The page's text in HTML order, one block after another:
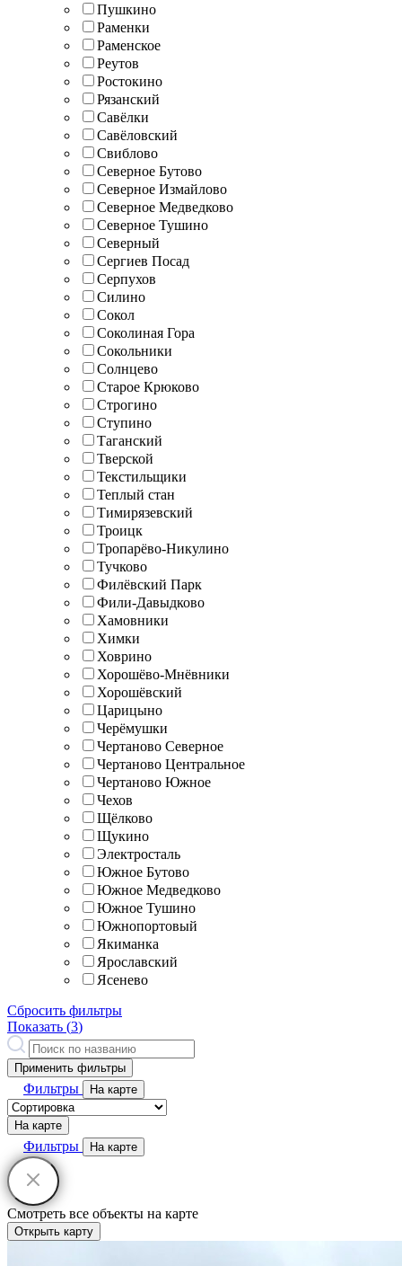
Пушкино
Раменки
Раменское
Реутов
Ростокино
Рязанский
Савёлки
Савёловский
Свиблово
Северное Бутово
Северное Измайлово
Северное Медведково
Северное Тушино
Северный
Сергиев Посад
Серпухов
Силино
Сокол
Соколиная Гора
Сокольники
Солнцево
Старое Крюково
Строгино
Ступино
Таганский
Тверской
Текстильщики
Теплый стан
Тимирязевский
Троицк
Тропарёво-Никулино
Тучково
Филёвский Парк
Фили-Давыдково
Хамовники
Химки
Ховрино
Хорошёво-Мнёвники
Хорошёвский
Царицыно
Черёмушки
Чертаново Северное
Чертаново Центральное
Чертаново Южное
Чехов
Щёлково
Щукино
Электросталь
Южное Бутово
Южное Медведково
Южное Тушино
Южнопортовый
Якиманка
Ярославский
Ясенево
Сбросить фильтры
Показать (3)
Применить фильтры
Фильтры На карте
На карте
Фильтры На карте
Смотреть все объекты на карте
Открыть карту